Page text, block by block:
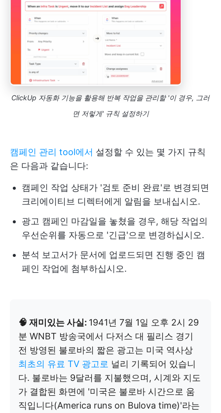
ClickUp 자동화 기능을 활용해 반복 작업을 관리할 '이 경우, 그러
면 저렇게' 규칙 설정하기
캠페인 관리 tool에서 설정할 수 있는 몇 가지 규칙
은 다음과 같습니다:
캠페인 작업 상태가 '검토 준비 완료'로 변경되면
크리에이티브 디렉터에게 알림을 보내십시오.
광고 캠페인 마감일을 놓쳤을 경우, 해당 작업의
우선순위를 자동으로 '긴급'으로 변경하십시오.
분석 보고서가 문서에 업로드되면 진행 중인 캠
페인 작업에 첨부하십시오.
🧠 재미있는 사실: 1941년 7월 1일 오후 2시 29
분 WNBT 방송국에서 다저스 대 필리스 경기
전 방영된 불로바의 짧은 광고는 미국 역사상
최초의 유료 TV 광고로 널리 기록되어 있습니
다. 불로바는 9달러를 지불했으며, 시계와 지도
가 결합된 화면에 '미국은 불로바 시간으로 움
직입니다(America runs on Bulova time)'라는